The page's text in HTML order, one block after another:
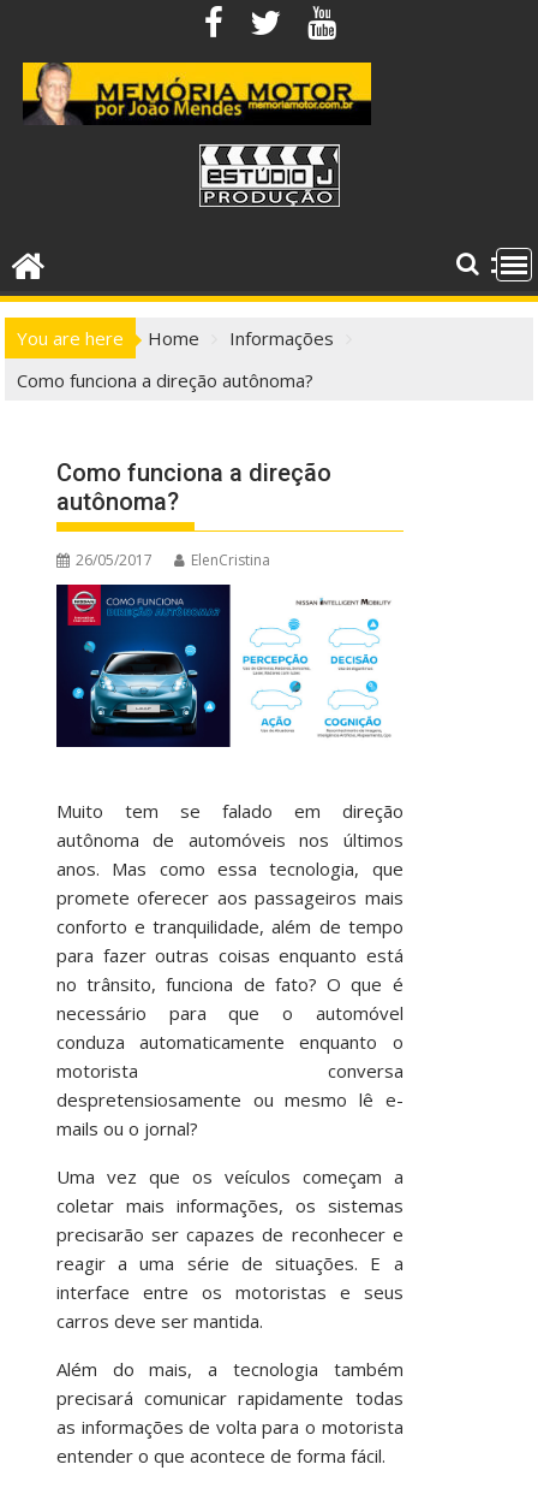
content
You are here Home
Informações
Como funciona a direção autônoma?
Como funciona a direção
autônoma?
26/05/2017 ElenCristina
Muito tem se falado em direção
autônoma de automóveis nos últimos
anos. Mas como essa tecnologia, que
promete oferecer aos passageiros mais
conforto e tranquilidade, além de tempo
para fazer outras coisas enquanto está
no trânsito, funciona de fato? O que é
necessário para que o automóvel
conduza automaticamente enquanto o
motorista conversa
despretensiosamente ou mesmo lê e-
mails ou o jornal?
Uma vez que os veículos começam a
coletar mais informações, os sistemas
precisarão ser capazes de reconhecer e
reagir a uma série de situações. E a
interface entre os motoristas e seus
carros deve ser mantida.
Além do mais, a tecnologia também
precisará comunicar rapidamente todas
as informações de volta para o motorista
entender o que acontece de forma fácil.